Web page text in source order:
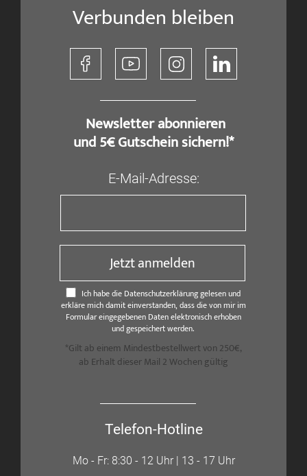
Verbunden bleiben
​ Newsletter abonnieren
und 5€ Gutschein sichern!*
E-Mail-Adresse:
Jetzt anmelden
Ich habe die Datenschutzerklärung gelesen und
erkläre mich damit einverstanden, dass die von mir im
Formular eingegebenen Daten elektronisch erhoben
und gespeichert werden.
*Gilt ab einem Mindestbestellwert von 250€,
ab Erhalt dieser Mail 2 Wochen gültig
Telefon-Hotline
Mo - Fr: 8:30 - 12 Uhr | 13 - 17 Uhr